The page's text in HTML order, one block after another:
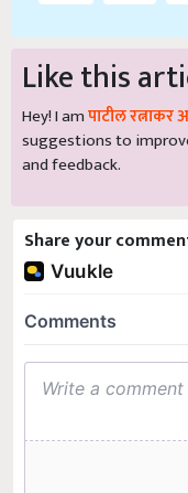
Like this
Hey! I amपाटील रत्नाकर
suggestions to
and feedback.
Share your